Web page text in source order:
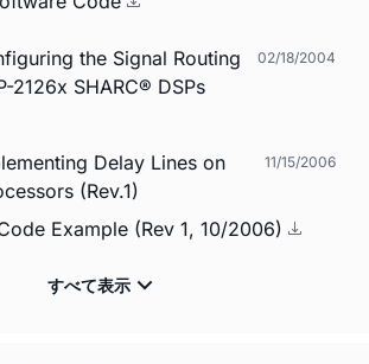
the Signal Routing
2126x SHARC® DSPs
02/18/2004
Delay Lines on
(Rev.1)
11/15/2006
Example (Rev 1, 10/2006)